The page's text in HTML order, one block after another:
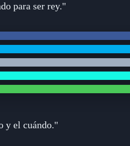
para ser rey."
y el cuándo."